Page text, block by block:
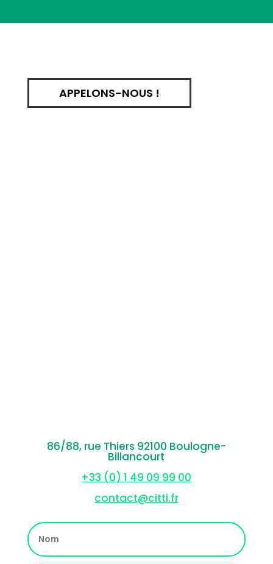
APPELONS-NOUS !
86/88, rue Thiers 92100 Boulogne-
Billancourt
+33 (0) 1 49 09 99 00
contact@citti.fr